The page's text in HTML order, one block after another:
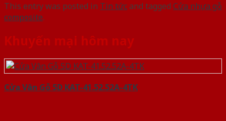
This entry was posted in Tin tứcand tagged Cửa nhựa gỗ
composite.
Khuyến mại hôm nay
Cửa Vân Gỗ 5D KAT-41.52.52A-4TK